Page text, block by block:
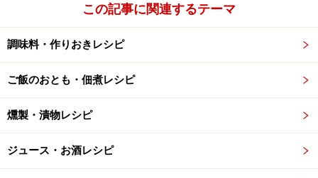
子など野菜で作る佃煮。昆布や海苔の海藻類の佃煮。小
魚や肉類を醤油と砂糖で作る佃煮など、毎日の食卓に欠
かせない我が家の自慢の一品。お弁当のおかずにも重宝
します。
手作りに慣れてきたら、普段は市販品ですませてしまう
こんな食品も作ってみましょう。
■干物・燻製
この記事に関連するテーマ
調味料・作りおきレシピ
ご飯のおとも・佃煮レシピ
燻製・漬物レシピ
ジュース・お酒レシピ